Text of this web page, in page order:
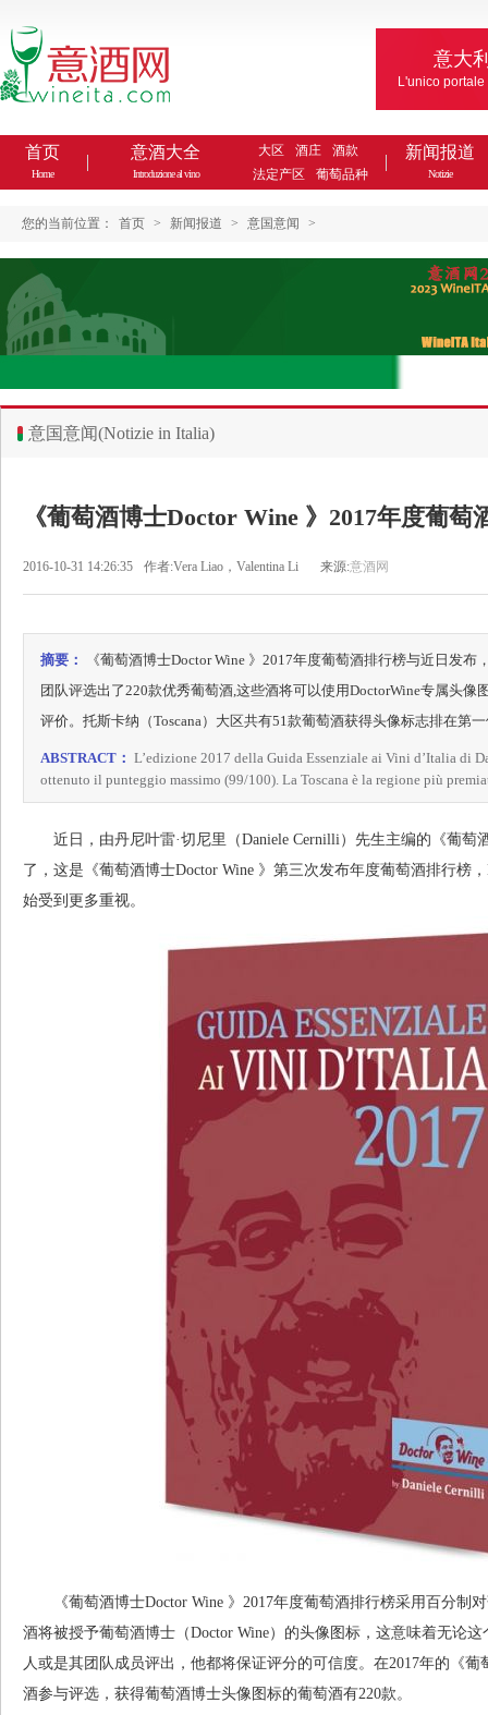
意大
L'unico
首页
Home
意酒大全
Introduzione al vino
大区 酒庄
酒款
法定产区
葡萄品种
新闻报道
Notizie
您的当前位置： 首页 > 新闻报道 > 意国意闻 >
意国意闻(Notizie in Italia)
《葡萄酒博士Doctor Wine 》2017年度葡萄
2016-10-31 14:26:35 作者:Vera Liao，Valentina Li 来源:意酒网
摘要：
《葡萄酒博士Doctor Wine 》2017年度葡萄酒排行榜与近日发
团队评选出了220款优秀葡萄酒,这些酒将可以使用DoctorWine专属头像
评价。托斯卡纳（Toscana）大区共有51款葡萄酒获得头像标志排在第
ABSTRACT： L’edizione 2017 della Guida Essenziale ai Vini d’Italia di
ottenuto il punteggio massimo (99/100). La Toscana è la regione più
近日，由丹尼叶雷·切尼里（Daniele Cernilli）先生主编的《葡萄
了，这是《葡萄酒博士Doctor Wine 》第三次发布年度葡萄酒排行榜
始受到更多重视。
《葡萄酒博士Doctor Wine 》2017年度葡萄酒排行榜采用百分制
酒将被授予葡萄酒博士（Doctor Wine）的头像图标，这意味着无论
人或是其团队成员评出，他都将保证评分的可信度。在2017年的《葡
酒参与评选，获得葡萄酒博士头像图标的葡萄酒有220款。